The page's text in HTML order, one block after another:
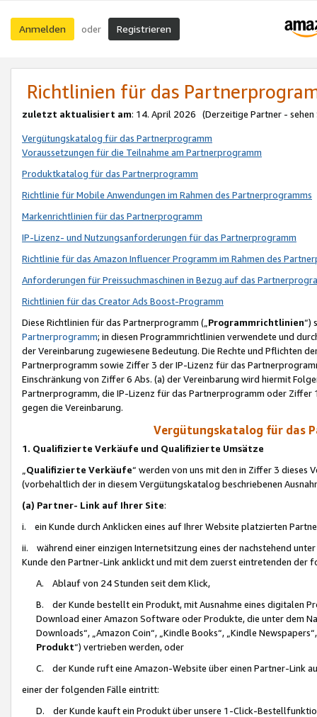
Anmelden oder Registrieren
Richtlinien für das
zuletzt aktualisiert am: 14. April 2026 (Derzeitige Partner - sehen
Vergütungskatalog für das Partnerprogramm
Voraussetzungen für die Teilnahme am Partnerprogramm
Produktkatalog für das Partnerprogramm
Richtlinie für Mobile Anwendungen im Rahmen des Partnerprogramms
Markenrichtlinien für das Partnerprogramm
IP-Lizenz- und Nutzungsanforderungen für das Partnerprogramm
Richtlinie für das Amazon Influencer Programm im Rahmen des
Anforderungen für Preissuchmaschinen in Bezug auf das
Richtlinien für das Creator Ads Boost-Programm
Diese Richtlinien für das Partnerprogramm („Programmrichtlinien“)
Partnerprogramm; in diesen Programmrichtlinien verwendete und
der Vereinbarung zugewiesene Bedeutung. Die Rechte und Pflichten
Partnerprogramm sowie Ziffer 3 der IP-Lizenz für das
Einschränkung von Ziffer 6 Abs. (a) der Vereinbarung wird hiermit
Partnerprogramm, die IP-Lizenz für das Partnerprogramm oder
gegen die Vereinbarung.
Vergütungskatalog für das
1. Qualifizierte Verkäufe und Qualifizierte Umsätze
Qualifizierte Verkäufe“ werden von uns mit den in Ziffer 3
(vorbehaltlich der in diesem Vergütungskatalog beschriebenen
(a) Partner- Link auf Ihrer Site:
i. ein Kunde durch Anklicken eines auf Ihrer Website platzierten
ii. während einer einzigen Internetsitzung eines der nachstehend
Kunde den Partner-Link anklickt und mit dem zuerst eintretenden der
A. Ablauf von 24 Stunden seit dem Klick,
B. der Kunde bestellt ein Produkt, mit Ausnahme eines digitalen
Download einer Amazon Software oder Produkte, die unter dem
Downloads“, „Amazon Coin“, „Kindle Books“, „Kindle
Produkt“) vertrieben werden, oder
C. der Kunde ruft eine Amazon-Website über einen Partner-Link
einer der folgenden Fälle eintritt:
D. der Kunde kauft ein Produkt über unsere 1-Click-